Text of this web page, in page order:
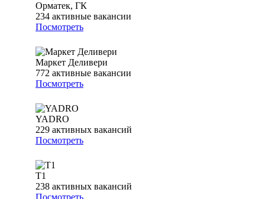
Орматек, ГК
234 активные вакансии
Посмотреть
Маркет Деливери
772 активные вакансии
Посмотреть
YADRO
229 активных вакансий
Посмотреть
Т1
238 активных вакансий